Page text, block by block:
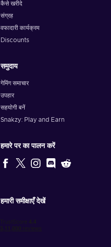
कैसे खरीदे
संग्रह
वफादारी कार्यक्रम
Discounts
समुदाय
गेमिंग समाचार
उपहार
सहयोगी बनें
Snakzy: Play and Earn
हमारे पर का पालन करें
हमारी समीक्षाएँ देखें